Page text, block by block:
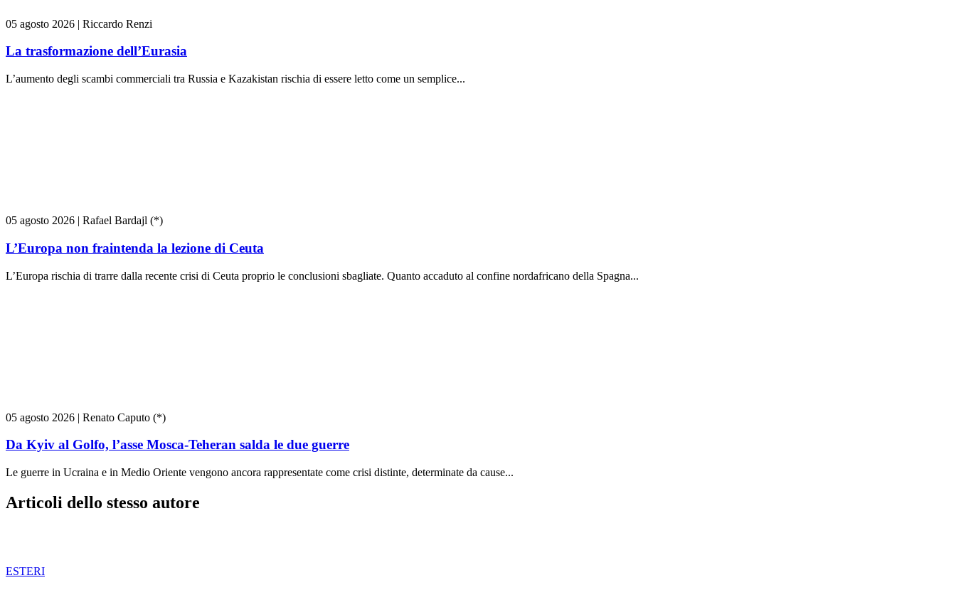
05 agosto 2026 | Riccardo Renzi
La trasformazione dell’Eurasia
L’aumento degli scambi commerciali tra Russia e Kazakistan rischia di essere letto come un semplice...
05 agosto 2026 | Rafael Bardajl (*)
L’Europa non fraintenda la lezione di Ceuta
L’Europa rischia di trarre dalla recente crisi di Ceuta proprio le conclusioni sbagliate. Quanto accaduto al confine nordafricano della Spagna...
05 agosto 2026 | Renato Caputo (*)
Da Kyiv al Golfo, l’asse Mosca-Teheran salda le due guerre
Le guerre in Ucraina e in Medio Oriente vengono ancora rappresentate come crisi distinte, determinate da cause...
Articoli dello stesso autore
ESTERI